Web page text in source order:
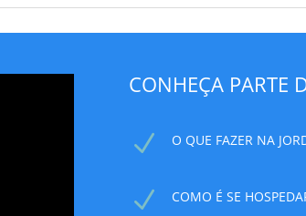
CONHEÇA PARTE
N O QUE FAZER NA
N COMO É SE